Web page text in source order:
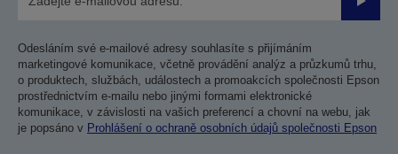
Odesláním své e-mailové adresy souhlasíte s přijímáním
marketingové komunikace, včetně provádění analýz a průzkumů trhu,
o produktech, službách, událostech a promoakcích společnosti Epson
prostřednictvím e-mailu nebo jinými formami elektronické
komunikace, v závislosti na vašich preferencí a chovní na webu, jak
je popsáno v Prohlášení o ochraně osobních údajů společnosti Epson